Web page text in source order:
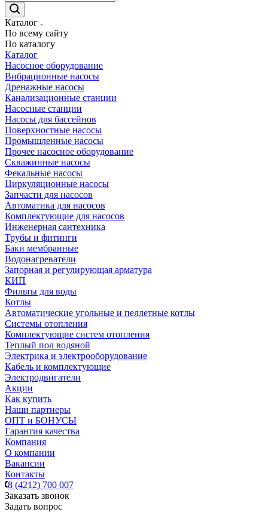
Каталог
По всему сайту
По каталогу
Каталог
Насосное оборудование
Вибрационные насосы
Дренажные насосы
Канализационные станции
Насосные станции
Насосы для бассейнов
Поверхностные насосы
Промышленные насосы
Прочее насосное оборудование
Скважинные насосы
Фекальные насосы
Циркуляционные насосы
Запчасти для насосов
Автоматика для насосов
Комплектующие для насосов
Инженерная сантехника
Трубы и фитинги
Баки мембранные
Водонагреватели
Запорная и регулирующая арматура
КИП
Фильты для воды
Котлы
Автоматические угольные и пеллетные котлы
Системы отопления
Комплектующие систем отопления
Теплый пол водяной
Электрика и электрооборудование
Кабель и комплектующие
Электродвигатели
Акции
Как купить
Наши партнеры
ОПТ и БОНУСЫ
Гарантия качества
Компания
О компании
Вакансии
Контакты
8 (4212) 700 007
Заказать звонок
Задать вопрос